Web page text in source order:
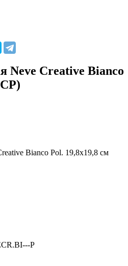
Neve Creative Bianco
Bianco Pol. 19,8x19,8 см
P